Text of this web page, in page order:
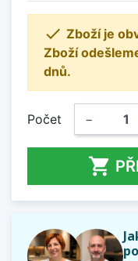
 Zboží je
Zboží
dnů.
Počet −
